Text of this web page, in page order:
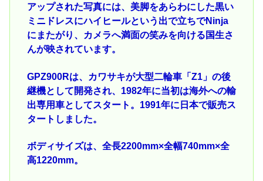
アップされた写真には、美脚をあらわにした黒い
ミニドレスにハイヒールという出で立ちでNinja
にまたがり、カメラへ満面の笑みを向ける国生さ
んが映されています。
GPZ900Rは、カワサキが大型二輪車「Z1」の後
継機として開発され、1982年に当初は海外への輸
出専用車としてスタート。1991年に日本で販売ス
タートしました。
ボディサイズは、全長2200mm×全幅740mm×全
高1220mm。